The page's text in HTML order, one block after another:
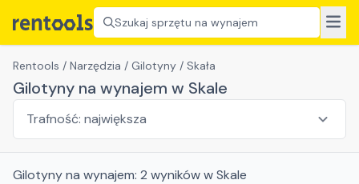
Szukaj sprzętu na wynajem
Rentools / Narzędzia / Gilotyny / Skała
Gilotyny na wynajem w Skale
Gilotynyna wynajem: 2 wynikóww Skale